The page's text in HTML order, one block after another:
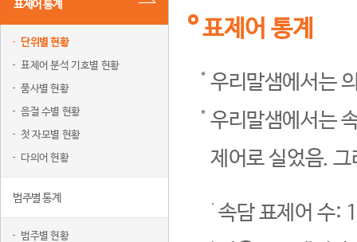
표제어 통계
단위별 현황
표제어 분석 기호별 현황
품사별 현황
음절 수별 현황
첫 자모별 현황
다의어 현황
범주별 통계
범주별 현황
표제어 통계
우리말샘에서는
우리말샘에서는
제어로 실었음.
속담 표제어 수: